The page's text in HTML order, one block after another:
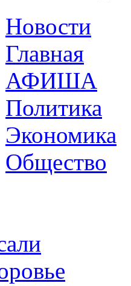
Новости
Главная
АФИША
Политика
Экономика
Общество